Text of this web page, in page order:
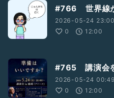
#766 世界線
2026-05-24
0
12:00
#765 講演会
2026-05-24
0
12:00